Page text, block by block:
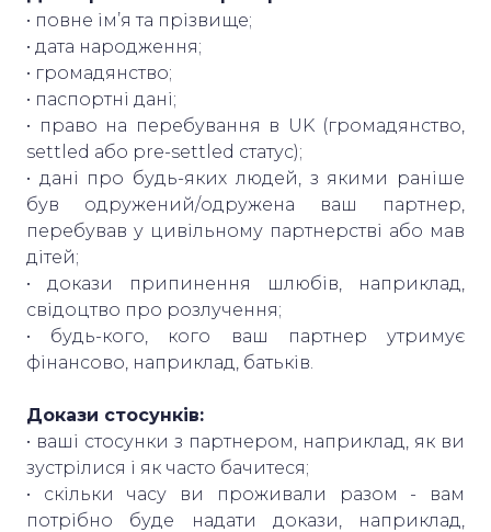
• повне ім’я та прізвище;
• дата народження;
• громадянство;
• паспортні дані;
• право на перебування в UK (громадянство,
settled або pre-settled статус);
• дані про будь-яких людей, з якими раніше
був одружений/одружена ваш партнер,
перебував у цивільному партнерстві або мав
дітей;
• докази припинення шлюбів, наприклад,
свідоцтво про розлучення;
• будь-кого, кого ваш партнер утримує
фінансово, наприклад, батьків.
Докази стосунків:
• ваші стосунки з партнером, наприклад, як ви
зустрілися і як часто бачитеся;
• скільки часу ви проживали разом - вам
потрібно буде надати докази, наприклад,